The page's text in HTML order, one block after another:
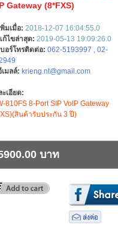
Gateway (8*FXS)
พิ่มเมื่อ: 2018-12-07 16:04:55.0
ก้ไขล่าสุด: 2019-05-13 19:09:26.0
บอร์โทรติดต่อ: 062-5193997 , 02-
เมลล์: krieng.nt@gmail.com
ะเอียด:
810FS 8-Port SIP VoIP Gateway
สินค้ารับประกัน 3 ปี)
บาท